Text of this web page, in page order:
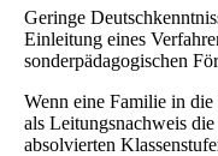
Geringe
Einleitung eines
sonderpädagogischen
Wenn eine Familie in
als Leitungsnachweis
absolvierten